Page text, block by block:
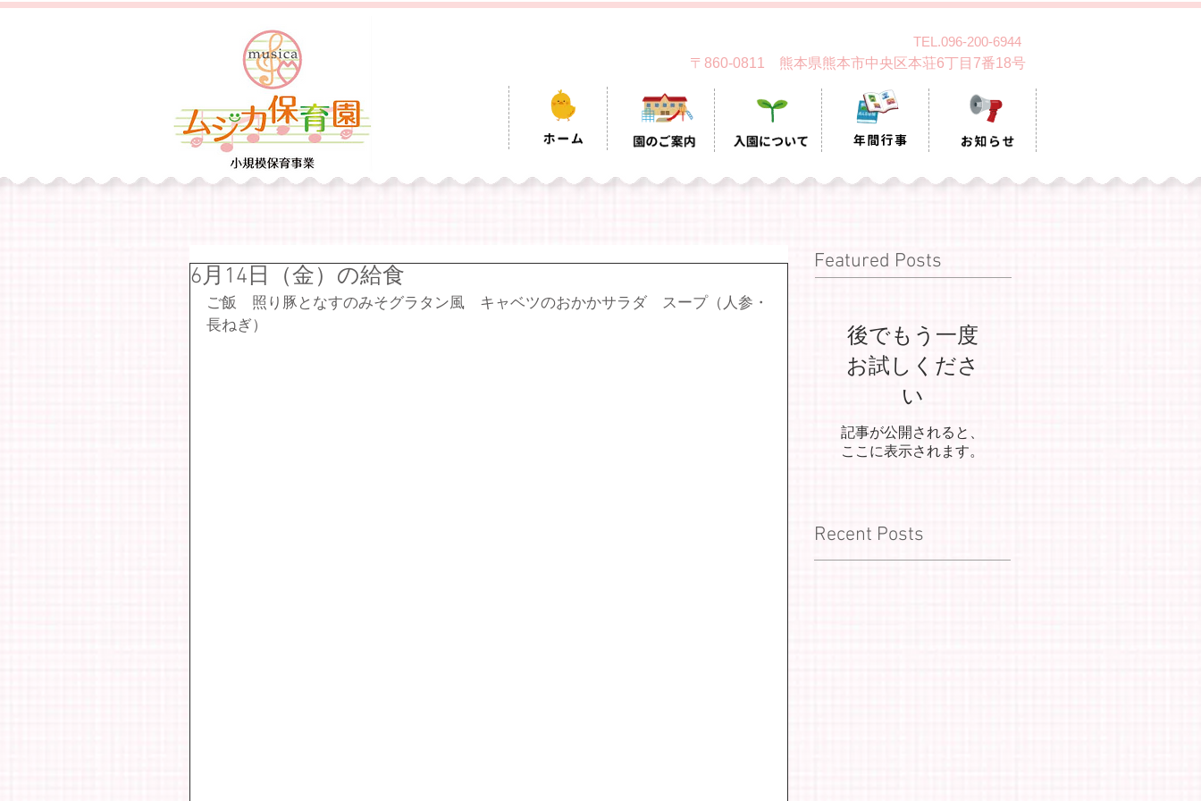
〒860-0811 熊本県熊本市中央区本荘6丁目7番18号
TEL.096-200-6944
6月14日（金）の給食
ご飯　照り豚となすのみそグラタン風　キャベツのおかかサラダ　スープ（人参・
長ねぎ）
Featured Posts
後でもう一度
お試しくださ
い
記事が公開されると、
ここに表示されます。
Recent Posts